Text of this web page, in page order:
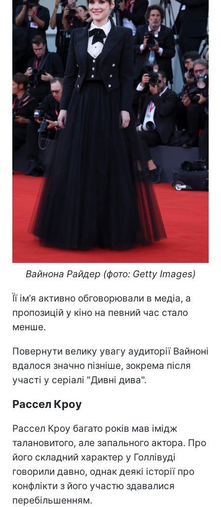
Вайнона Райдер (фото: Getty Images)
Її ім’я активно обговорювали в медіа, а
пропозицій у кіно на певний час стало
менше.
Повернути велику увагу аудиторії Вайноні
вдалося значно пізніше, зокрема після
участі у серіалі "Дивні дива".
Рассел Кроу
Рассел Кроу багато років мав імідж
талановитого, але запального актора. Про
його складний характер у Голлівуді
говорили давно, однак деякі історії про
конфлікти з його участю здавалися
перебільшенням.